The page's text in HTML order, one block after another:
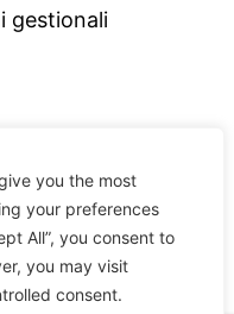
you the most
your preferences
All”, you consent to
you may visit
consent.
gestionali